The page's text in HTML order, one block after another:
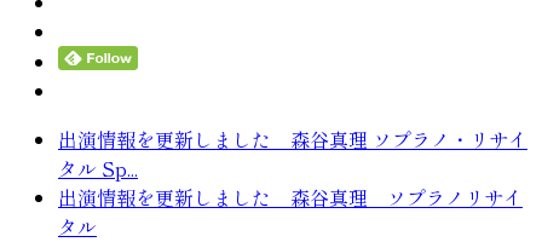
出演情報を更新しました 森谷真理 ソプラノ・リサイ
タル Sp...
出演情報を更新しました 森谷真理 ソプラノリサイ
タル